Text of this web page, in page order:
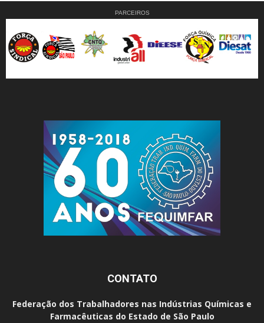
PARCEIROS
CONTATO
Federação dos Trabalhadores nas Indústrias Químicas e
Farmacêuticas do Estado de São Paulo